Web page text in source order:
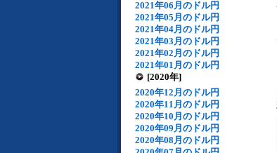
2021年06月のドル円
2021年05月のドル円
2021年04月のドル円
2021年03月のドル円
2021年02月のドル円
2021年01月のドル円
[2020年]
2020年12月のドル円
2020年11月のドル円
2020年10月のドル円
2020年09月のドル円
2020年08月のドル円